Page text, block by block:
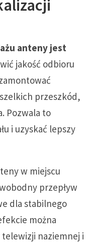
anteny jest
jakość odbioru
przeszkód,
Pozwala to
i uzyskać lepszy
w miejscu
przepływ
dla stabilnego
można
naziemnej i